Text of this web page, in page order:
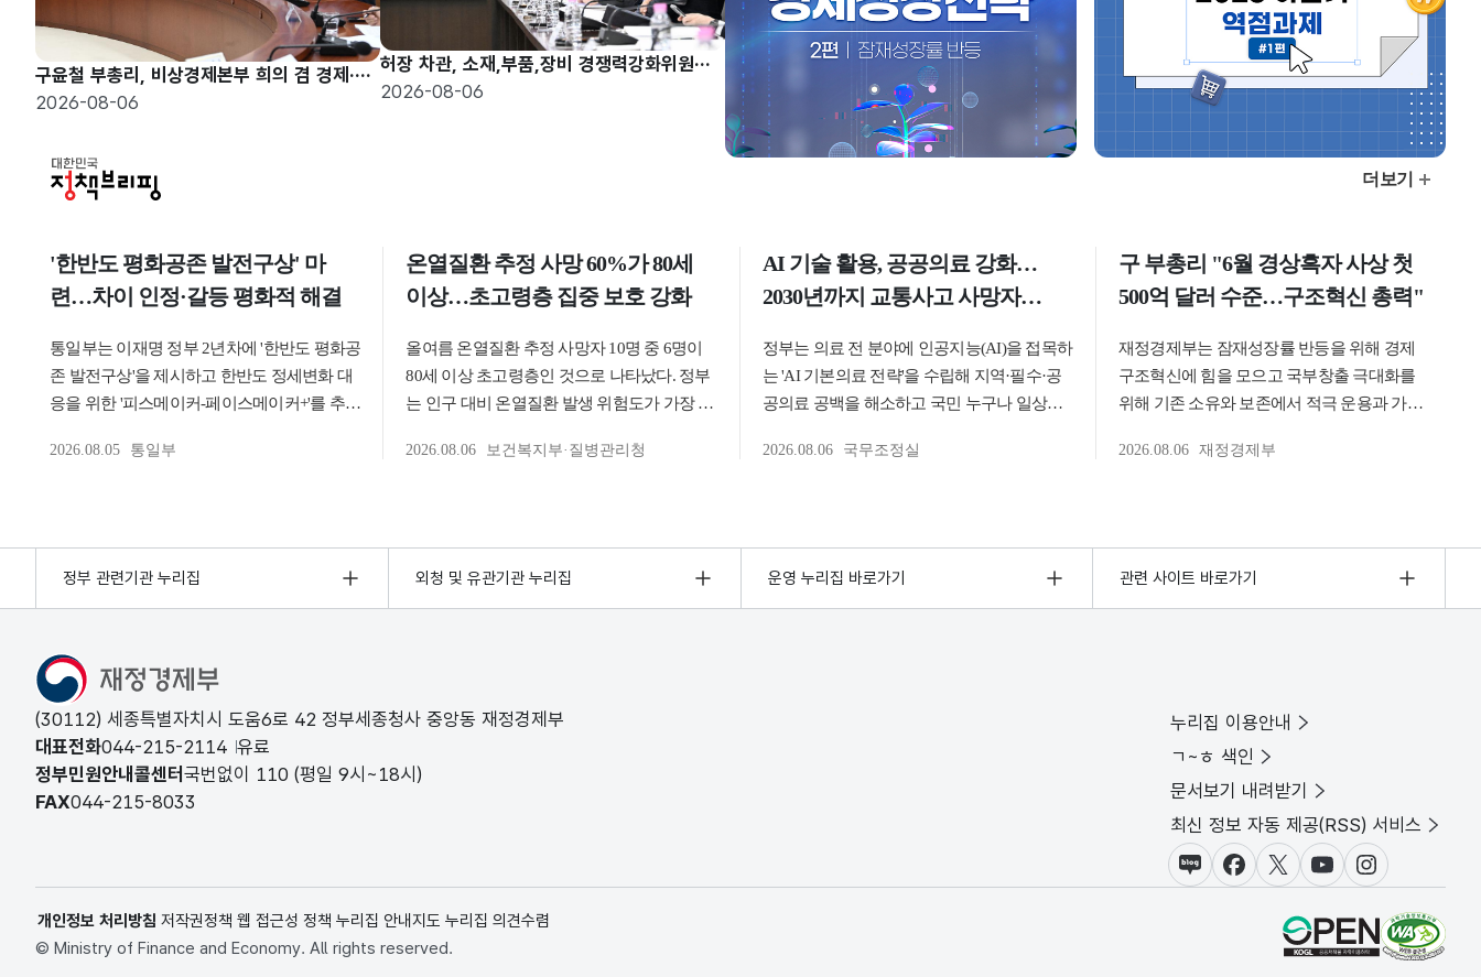
구윤철 부총리, 비상경제본부 희의 겸 경제·구조혁신 관계장관회의 주재
2026-08-06
허장 차관, 소재,부품,장비 경쟁력강화위원회 주재
2026-08-06
정부 관련기관 누리집 외청 및 유관기관 누리집 운영 누리집 바로가기 관련 사이트 바로가기
(30112) 세종특별자치시 도움6로 42 정부세종청사 중앙동 재정경제부
대표전화044-215-2114 유료
정부민원안내콜센터 국번없이 110 (평일 9시~18시)
FAX044-215-8033
누리집 이용안내
ㄱ~ㅎ 색인
문서보기 내려받기
최신 정보 자동 제공(RSS) 서비스
블로그페이스북X(트위터)
유튜브인스타그램
개인정보 처리방침 저작권정책 웹 접근성 정책 누리집 안내지도 누리집 의견수렴
© Ministry of Finance and Economy. All rights reserved.